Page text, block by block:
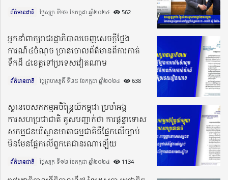
ព័ត៌មានជាតិ ថ្ងៃសុក្រ ទី២៦ ខែកក្កដា ឆ្នាំ២០២៤​ 562
អ្នកនាំពាក្យរាជរដ្ឋាភិបាលចេញសេចក្តីថ្លែង
ការណ៍៤ចំណុច ច្រានចោលព័ត៌មានពីការកាត់
ទឹកដី ៤ខេត្តទៅប្រទេសវៀតណាម
ព័ត៌មានជាតិ ថ្ងៃព្រហស្បតិ៍ ទី២៥ ខែកក្កដា ឆ្នាំ២០២៤​ 638
ស្ថានបេសកកម្មអចិន្រ្តៃយ៍កម្ពុជា ប្រចាំអង្គ
ការសហប្រជាជាតិ គូសបញ្ជាក់ថា ការផ្តន្ទាទោស
សកម្មជនបរិស្ថានមាតាធម្មជាតិគឺផ្អែកលើច្បាប់
មិនមែនផ្អែកលើពួកគេជានរណាឡើយ
ព័ត៌មានជាតិ ថ្ងៃសុក្រ ទី១២ ខែកក្កដា ឆ្នាំ២០២៤​ 1134